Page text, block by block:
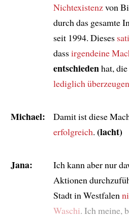
Nichtexistenzvon
durch das gesamte
seit 1994. Dieses
dassirgendeine
entschiedenhat,
lediglich
Michael: Damit ist diese
erfolgreich. (lacht)
Jana: Ich kann aber nur
Aktionen
Stadt in Westfalen
Waschi. Ich meine,